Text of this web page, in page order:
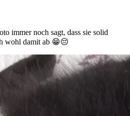
immer noch sagt, dass sie solid
wohl damit ab 😁😔